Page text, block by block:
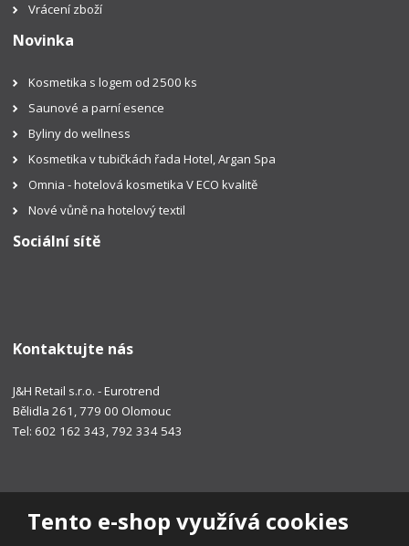
Tento e-shop využívá cookies
Vrácení zboží
Novinka
Kosmetika s logem od 2500 ks
Saunové a parní esence
Byliny do wellness
Kosmetika v tubičkách řada Hotel, Argan Spa
Omnia - hotelová kosmetika V ECO kvalitě
Nové vůně na hotelový textil
Sociální sítě
Kontaktujte nás
J&H Retail s.r.o. - Eurotrend
Bělidla 261, 779 00 Olomouc
Tel: 602 162 343, 792 334 543